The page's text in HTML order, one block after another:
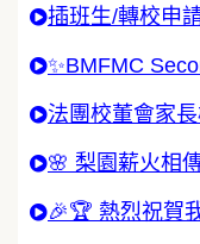
插班生/轉校申
✨BMFMC
法團校董會家
🌸 梨園薪火相
🎉🏆 熱烈祝賀